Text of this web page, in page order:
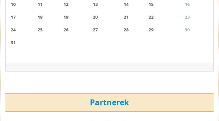
10
11 12 13 14 15
16
17
18 19 20 21 22
23
24
25 26 27 28 29
30
31
Partnerek